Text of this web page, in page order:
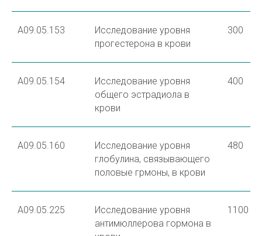
A09.05.153
Исследование уровня
прогестерона в крови
300
A09.05.154
Исследование уровня
общего эстрадиола в
крови
400
А09.05.160
Исследование уровня
глобулина, связывающего
половые грмоны, в крови
480
A09.05.225
Исследование уровня
антимюллерова гормона в
1100